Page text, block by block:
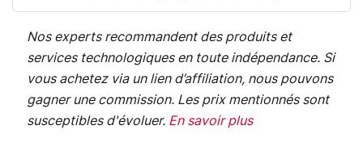
Nos experts recommandent des produits et
services technologiques en toute indépendance. Si
vous achetez via un lien d’affiliation, nous pouvons
gagner une commission. Les prix mentionnés sont
susceptibles d'évoluer. En savoir plus